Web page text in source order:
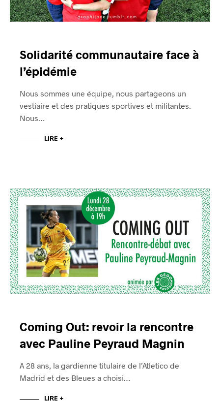
Solidarité communautaire face à
l’épidémie
Nous sommes une équipe, nous partageons un
vestiaire et des pratiques sportives et militantes.
Nous…
LIRE +
Coming Out: revoir la rencontre
avec Pauline Peyraud Magnin
A 28 ans, la gardienne titulaire de l’Atletico de
Madrid et des Bleues a choisi…
LIRE +